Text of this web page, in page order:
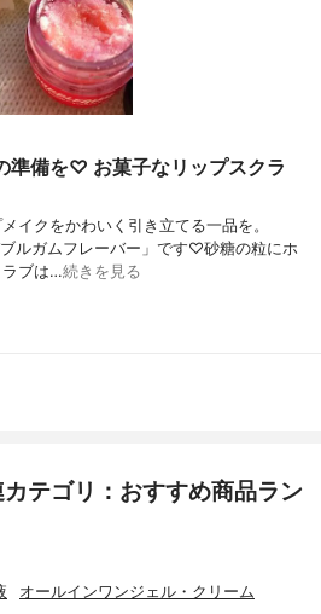
準備を♡ お菓子なリップスクラ
イクをかわいく引き立てる一品を。
ルガムフレーバー」です♡砂糖の粒にホ
ラブは…続きを見る
テゴリ：おすすめ商品ラン
オールインワンジェル・クリーム